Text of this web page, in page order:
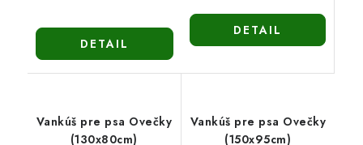
DETAIL
DETAIL
Vankúš pre psa Ovečky
(130x80cm)
Vankúš pre psa Ovečky
(150x95cm)